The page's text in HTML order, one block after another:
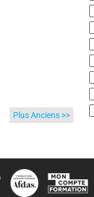
Plus Anciens >>